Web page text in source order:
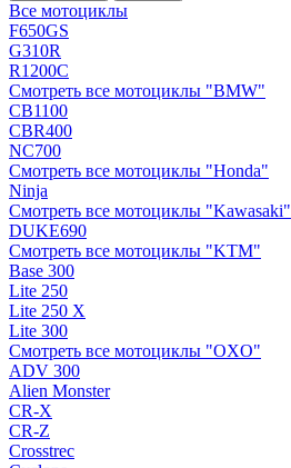
Все мотоциклы
F650GS
G310R
R1200C
Смотреть все мотоциклы "BMW"
CB1100
CBR400
NC700
Смотреть все мотоциклы "Honda"
Ninja
Смотреть все мотоциклы "Kawasaki"
DUKE690
Смотреть все мотоциклы "KTM"
Base 300
Lite 250
Lite 250 X
Lite 300
Смотреть все мотоциклы "OXO"
ADV 300
Alien Monster
CR-X
CR-Z
Crosstrec